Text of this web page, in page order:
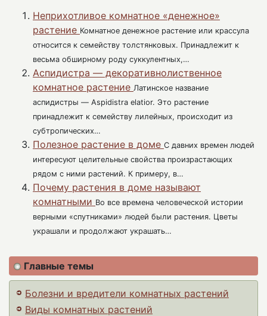
Неприхотливое комнатное «денежное»
растение Комнатное денежное растение или крассула
относится к семейству толстянковых. Принадлежит к
весьма обширному роду суккулентных,…
Аспидистра — декоративнолиственное
комнатное растение Латинское название
аспидистры — Aspidistra elatior. Это растение
принадлежит к семейству лилейных, происходит из
субтропических…
Полезное растение в доме С давних времен людей
интересуют целительные свойства произрастающих
рядом с ними растений. К примеру, в…
Почему растения в доме называют
комнатными Во все времена человеческой истории
верными «спутниками» людей были растения. Цветы
украшали и продолжают украшать…
Главные темы
Болезни и вредители комнатных растений
Виды комнатных растений